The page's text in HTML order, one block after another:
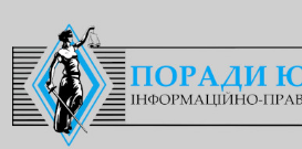
до
основного
вмісту